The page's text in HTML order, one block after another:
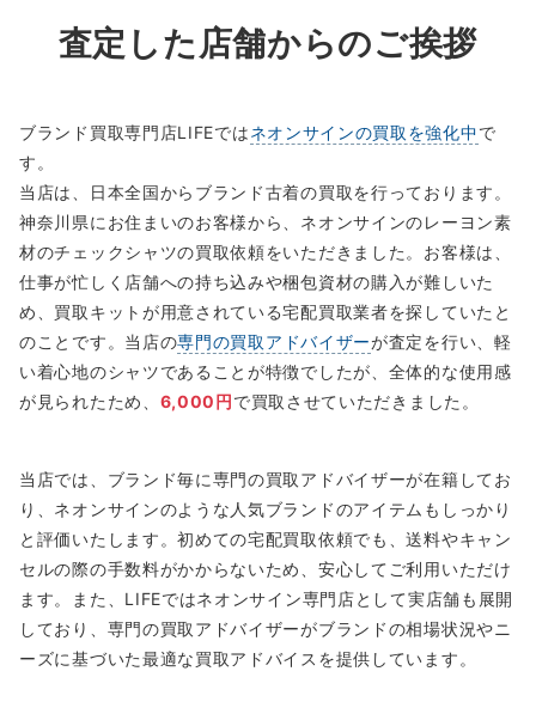
査定した店舗からのご挨拶
ブランド買取専門店LIFEではネオンサインの買取を強化中で
す。
当店は、日本全国からブランド古着の買取を行っております。
神奈川県にお住まいのお客様から、ネオンサインのレーヨン素
材のチェックシャツの買取依頼をいただきました。お客様は、
仕事が忙しく店舗への持ち込みや梱包資材の購入が難しいた
め、買取キットが用意されている宅配買取業者を探していたと
のことです。当店の専門の買取アドバイザーが査定を行い、軽
い着心地のシャツであることが特徴でしたが、全体的な使用感
が見られたため、 6,000円で買取させていただきました。
当店では、ブランド毎に専門の買取アドバイザーが在籍してお
り、ネオンサインのような人気ブランドのアイテムもしっかり
と評価いたします。初めての宅配買取依頼でも、送料やキャン
セルの際の手数料がかからないため、安心してご利用いただけ
ます。また、LIFEではネオンサイン専門店として実店舗も展開
しており、専門の買取アドバイザーがブランドの相場状況やニ
ーズに基づいた最適な買取アドバイスを提供しています。